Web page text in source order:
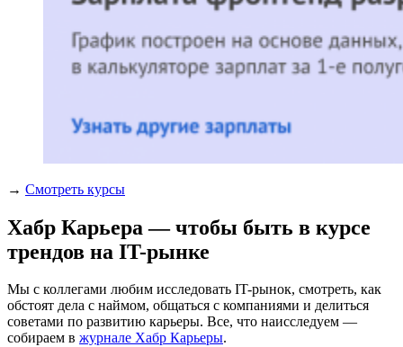
→ Смотреть курсы
Хабр Карьера — чтобы быть в курсе
трендов на IT-рынке
Мы с коллегами любим исследовать IT-рынок, смотреть, как
обстоят дела с наймом, общаться с компаниями и делиться
советами по развитию карьеры. Все, что наисследуем —
собираем в журнале Хабр Карьеры.